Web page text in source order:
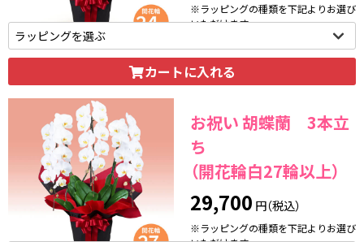
※ラッピングの種類を下記よりお選び
いただけます。
カートに入れる
お祝い 胡蝶蘭 3本立
ち
（開花輪白27輪以上）
29,700 円（税込）
※ラッピングの種類を下記よりお選び